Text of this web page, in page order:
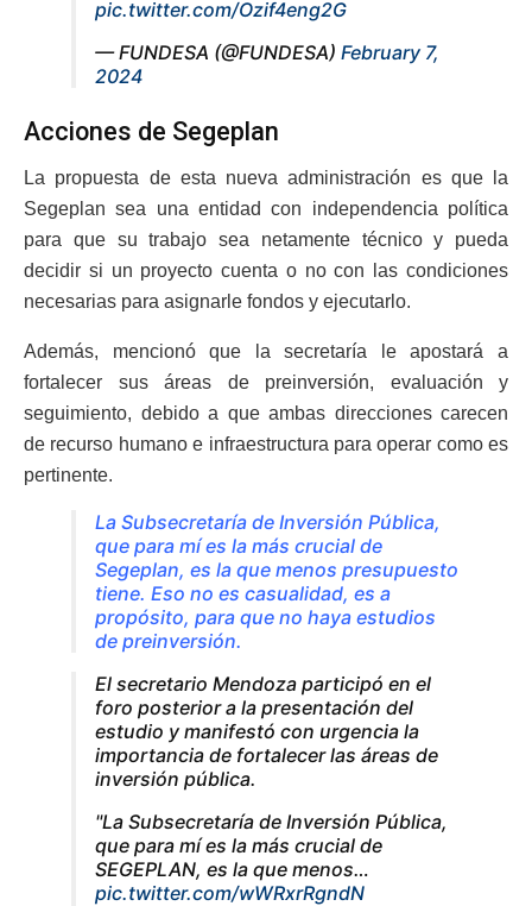
pic.twitter.com/Ozif4eng2G
— FUNDESA (@FUNDESA) February 7,
2024
Acciones de Segeplan
La propuesta de esta nueva administración es que la
Segeplan sea una entidad con independencia política
para que su trabajo sea netamente técnico y pueda
decidir si un proyecto cuenta o no con las condiciones
necesarias para asignarle fondos y ejecutarlo.
Además, mencionó que la secretaría le apostará a
fortalecer sus áreas de preinversión, evaluación y
seguimiento, debido a que ambas direcciones carecen
de recurso humano e infraestructura para operar como es
pertinente.
La Subsecretaría de Inversión Pública,
que para mí es la más crucial de
Segeplan, es la que menos presupuesto
tiene. Eso no es casualidad, es a
propósito, para que no haya estudios
de preinversión.
El secretario Mendoza participó en el
foro posterior a la presentación del
estudio y manifestó con urgencia la
importancia de fortalecer las áreas de
inversión pública.
"La Subsecretaría de Inversión Pública,
que para mí es la más crucial de
SEGEPLAN, es la que menos…
pic.twitter.com/wWRxrRgndN